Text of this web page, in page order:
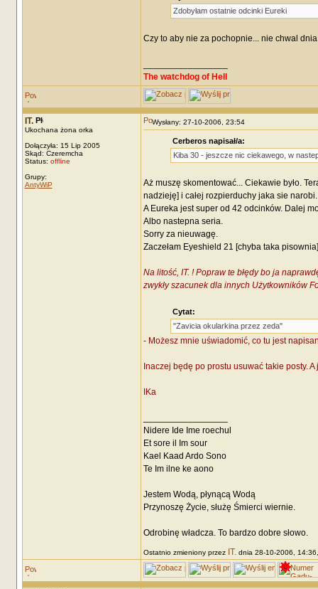
Zdobyłam ostatnie odcinki Eureki
Czy to aby nie za pochopnie... nie chwal
The watchdog of Hell
IT.
Ukochana żona orka
Dołączyła: 15 Lip 2005
Skąd: Czeremcha
Status: offline
Grupy:
AntyWiP
Wysłany: 27-10-2006, 23:54
Cerberos napisał/a:
Kiba 30 - jeszcze nic ciekawego, w
Aż muszę skomentować... Ciekawie było.
nadzieję] i całej rozpierduchy jaka sie
A Eureka jest super od 42 odcinków. Dalej
Albo nastepna seria.
Sorry za nieuwagę.
Zaczełam Eyeshield 21 [chyba taka
Na litość, IT. ! Popraw te błędy bo ja
zwykły szacunek dla innych Użytkowników
Cytat:
"Zavicia okularkina przez zeda"
- Możesz mnie uświadomić, co tu jest
Inaczej będę po prostu usuwać takie posty.
IKa
Nidere Ide Ime roechul
Et sore il Im sour
Kael Kaad Ardo Sono
Te Im ilne ke aono
Jestem Wodą, płynącą Wodą
Przynoszę Życie, służę Śmierci wiernie.
Odrobinę władcza. To bardzo dobre słowo.
Ostatnio zmieniony przez IT. dnia 28-10-2006,